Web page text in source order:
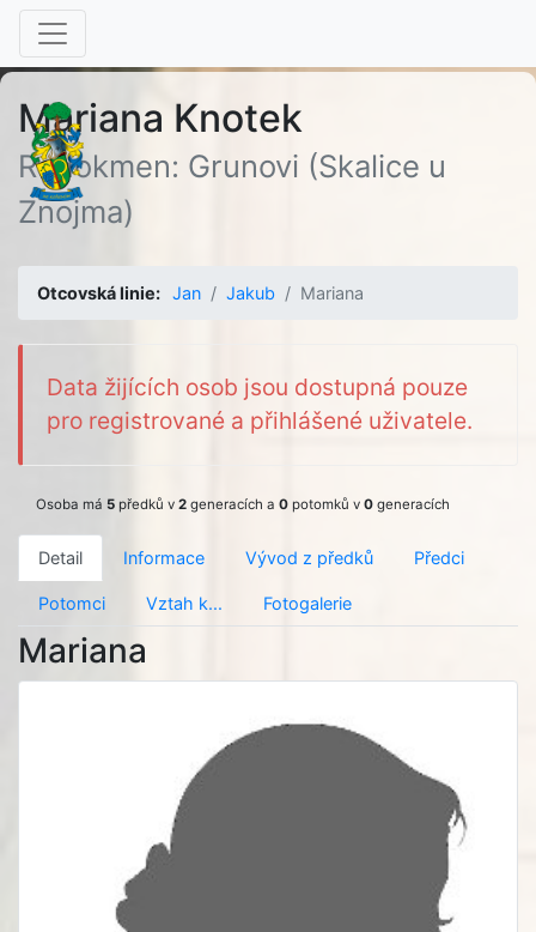
Mariana Knotek
Rodokmen: Grunovi (Skalice u
Znojma)
Otcovská linie: Jan Jakub Mariana
Data žijících osob jsou dostupná pouze
pro registrované a přihlášené uživatele.
Osoba má 5 předků v 2 generacích a 0 potomků v 0 generacích
Detail Informace Vývod z předků Předci
Potomci Vztah k... Fotogalerie
Mariana